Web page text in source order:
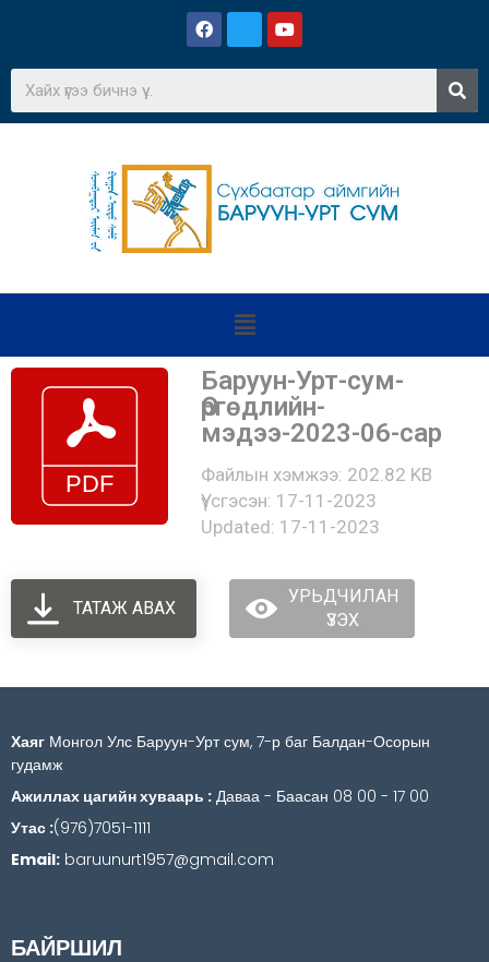
Баруун-Урт-сум-
Өргөдлийн-
мэдээ-2023-06-сар
Файлын хэмжээ: 202.82 KB
Үүсгэсэн: 17-11-2023
Updated: 17-11-2023
ТАТАЖ АВАХ
УРЬДЧИЛАН
ҮЗЭХ
Хаяг Монгол Улс Баруун-Урт сум, 7-р баг Балдан-Осорын
гудамж
Ажиллах цагийн хуваарь : Даваа - Баасан 08 00 - 17 00
Утас :(976)7051-1111
Email: baruunurt1957@gmail.com
БАЙРШИЛ